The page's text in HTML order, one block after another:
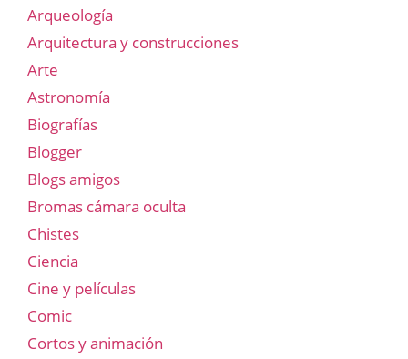
Arqueología
Arquitectura y construcciones
Arte
Astronomía
Biografías
Blogger
Blogs amigos
Bromas cámara oculta
Chistes
Ciencia
Cine y películas
Comic
Cortos y animación